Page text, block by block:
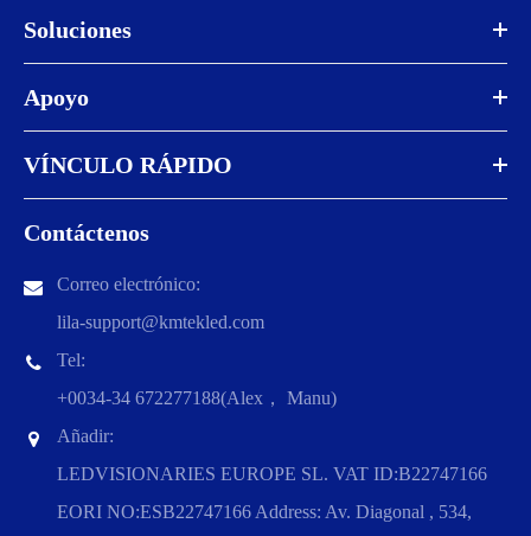
Soluciones
Apoyo
VÍNCULO RÁPIDO
Contáctenos
Correo electrónico:
lila-support@kmtekled.com
Tel:
+0034-34 672277188(Alex， Manu)
Añadir:
LEDVISIONARIES EUROPE SL. VAT ID:B22747166
EORI NO:ESB22747166 Address: Av. Diagonal , 534,